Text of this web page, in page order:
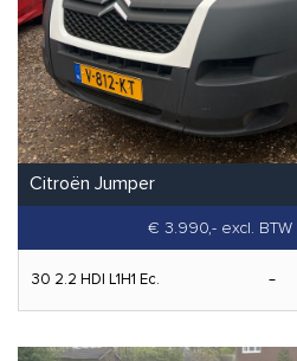
Citroën Jumper
€ 3.990,- excl. BTW
30 2.2 HDI L1H1 Ec.